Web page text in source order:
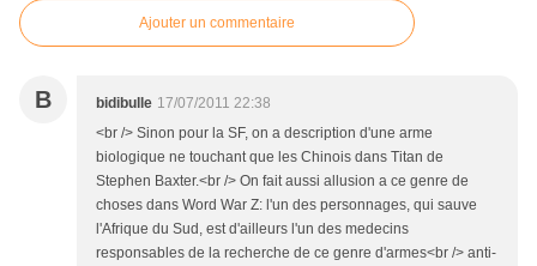
Ajouter un commentaire
B bidibulle 17/07/2011 22:38
<br /> Sinon pour la SF, on a description d'une arme
biologique ne touchant que les Chinois dans Titan de
Stephen Baxter.<br /> On fait aussi allusion a ce genre de
choses dans Word War Z: l'un des personnages, qui sauve
l'Afrique du Sud, est d'ailleurs l'un des medecins
responsables de la recherche de ce genre d'armes<br /> anti-